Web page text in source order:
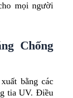
mọi người
Chống
bằng các
tia UV. Điều